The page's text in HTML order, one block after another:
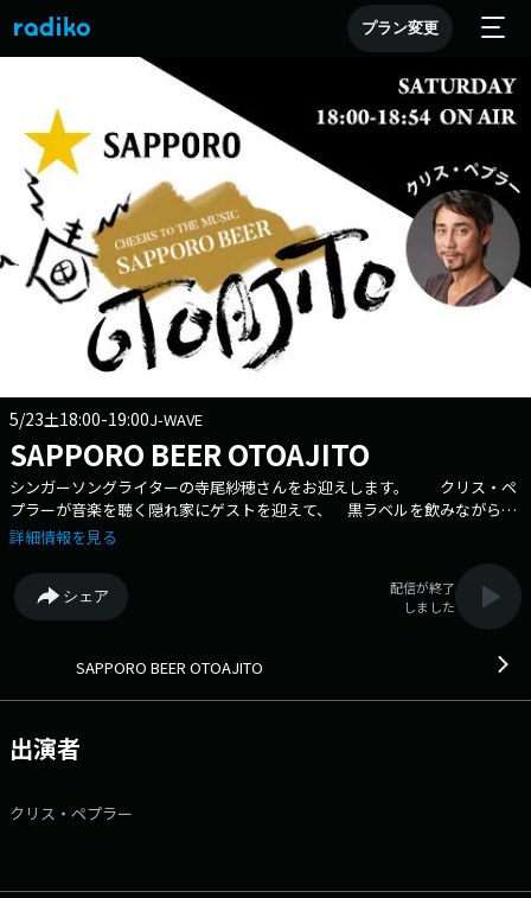
プラン変更
5/23土18:00-19:00J-WAVE
SAPPORO BEER OTOAJITO
シンガーソングライターの寺尾紗穂さんをお迎えします。 クリス・ペ
プラーが音楽を聴く隠れ家にゲストを迎えて、 黒ラベルを飲みながら、
大人の音楽談議を繰り広げる「SAPPORO BEER OTOAJITO」 5/23(土)
す。 文筆家としても活躍する寺尾さんですが、これまでどんな音楽を
聴いてこられたのでしょうか？ ぜひお聴きください！ 18:04 ねえ、
彗星 / 寺尾紗穂 18:06 鹿児島 徳之島の子守歌「ねんねぐゎせ」（大島郡
18:09 メトロポリタン美術館 / 大貫妙子 18:10 RALLY / RON CARTER
達郎 18:23 AFTER THE GOLD RUSH / NEIL YOUNG 18:26 A CASE OF
YOU / JONI MITCHELL 18:27 大事なものはありません / MOM 18:29 愛よ
WALTZES, OP. 39: NO. 15 IN A-FLAT MAJOR / IDIL BIRET 18:35 シーフー /
冬にわかれて 18:38 ペパーミント・タイムズ / 冬にわかれて 18:43 夜半
詳細情報を見る
シェア
配信が終了
しました
SAPPORO BEER OTOAJITO
出演者
クリス・ペプラー